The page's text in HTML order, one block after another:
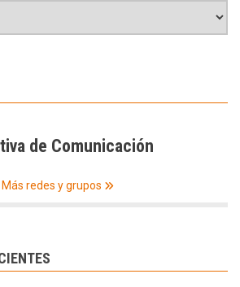
de Comunicación
Más redes y grupos